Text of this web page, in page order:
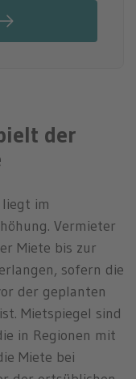
der
liegt im
Vermieter
Miete bis zur
sofern die
der geplanten
Mietspiegel sind
in Regionen mit
Miete bei